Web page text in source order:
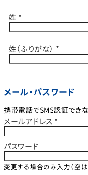
姓 *
姓（ふりがな） *
メール・パスワード
携帯電話でSMS認証でき
メールアドレス *
パスワード
変更する場合のみ入力（空は